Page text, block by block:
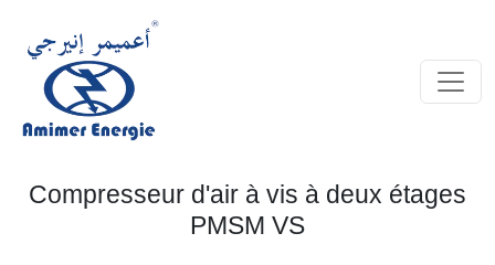
Compresseur d'air à vis à deux étages
PMSM VS